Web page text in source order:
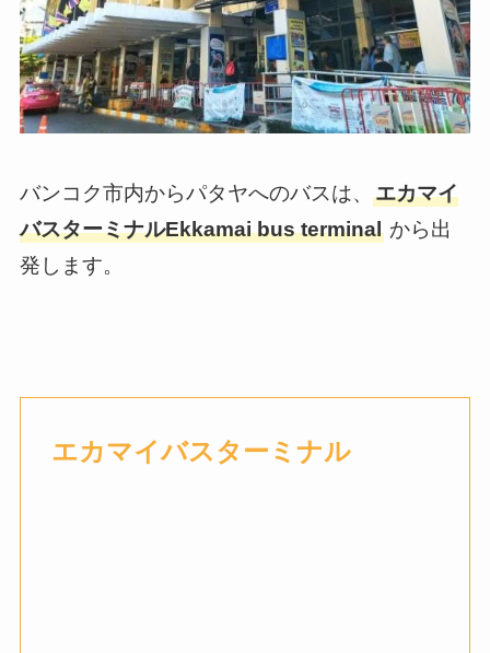
バンコク市内からパタヤへのバスは、 エカマイ
バスターミナルEkkamai bus terminalから出
発します。
エカマイバスターミナル